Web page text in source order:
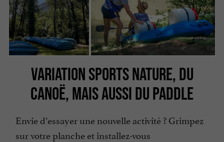
VARIATION SPORTS NATURE, DU
CANOË, MAIS AUSSI DU PADDLE
Envie d’essayer une nouvelle activité ? Grimpez
sur votre planche et installez-vous